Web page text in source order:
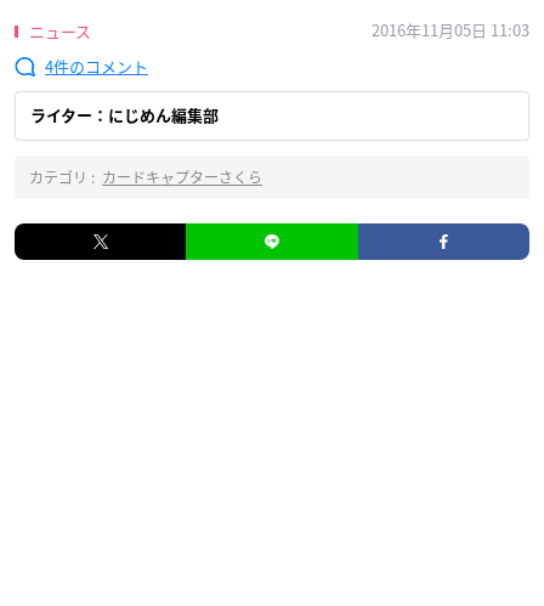
ニュース
2016年11月05日 11:03
4
ライター：にじめん編集部
カテゴリ : カードキャプターさくら